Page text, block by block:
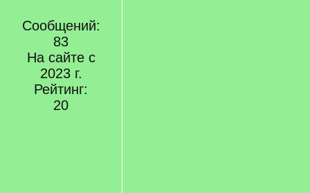
Сообщений:
83
На сайте с
2023 г.
Рейтинг:
20